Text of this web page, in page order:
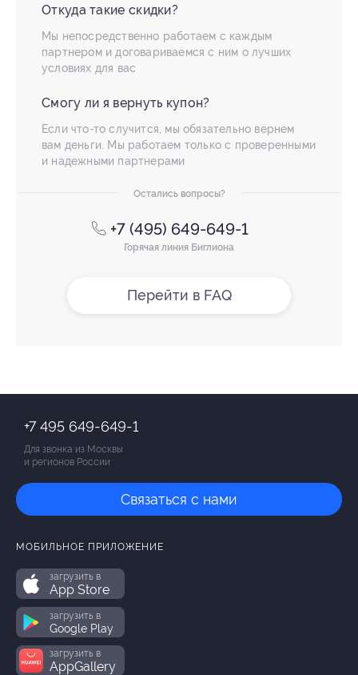
Откуда такие скидки?
Мы непосредственно работаем с каждым
партнером и договариваемся с ним о лучших
условиях для вас
Смогу ли я вернуть купон?
Если что-то случится, мы обязательно вернем
вам деньги. Мы работаем только с проверенными
и надежными партнерами
Остались вопросы?
+7 (495) 649-649-1
Горячая линия Биглиона
Перейти в FAQ
+7 495 649-649-1
Для звонка из Москвы
и регионов России
Связаться с нами
МОБИЛЬНОЕ ПРИЛОЖЕНИЕ
загрузить в
App Store
загрузить в
Google Play
загрузить в
AppGallery